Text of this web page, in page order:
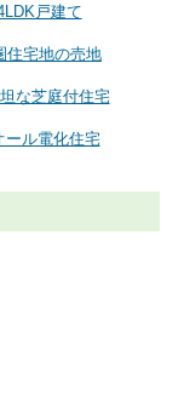
戸建て
住宅地の売地
な芝庭付住宅
ール電化住宅